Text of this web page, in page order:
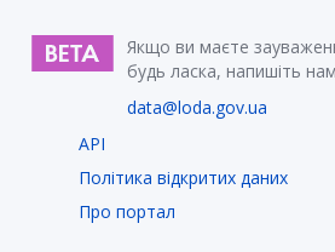
Якщо ви маєте
будь ласка, напишіть
data@loda.gov.ua
API
Політика відкритих даних
Про портал